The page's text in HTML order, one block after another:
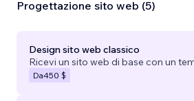
Progettazione sito web (5)
Design sito web classico
Ricevi un sito web di base con un
Da450 $